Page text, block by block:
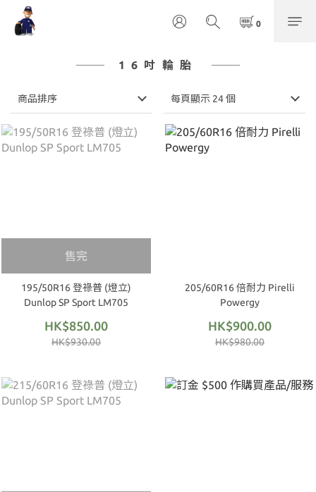
16吋輪胎
商品排序 每頁顯示 24 個
售完
195/50R16 登祿普 (燈立)
Dunlop SP Sport LM705
HK$850.00
HK$930.00
205/60R16 倍耐力 Pirelli
Powergy
HK$900.00
HK$980.00